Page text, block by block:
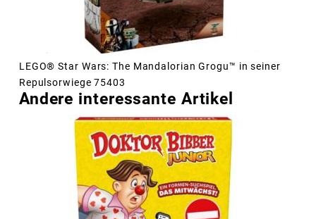
LEGO® Star Wars: The Mandalorian Grogu™ in seiner
Repulsorwiege 75403
Andere interessante Artikel